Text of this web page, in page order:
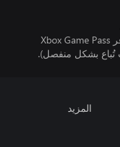
تتطلب اللعبة متعددة اللاعبين عبر الإنترنت توفر Xbox Game Pass
المزيد